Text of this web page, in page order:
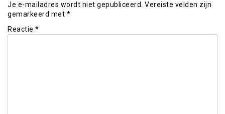
Je e-mailadres wordt niet gepubliceerd. Vereiste velden zijn
gemarkeerd met *
Reactie *